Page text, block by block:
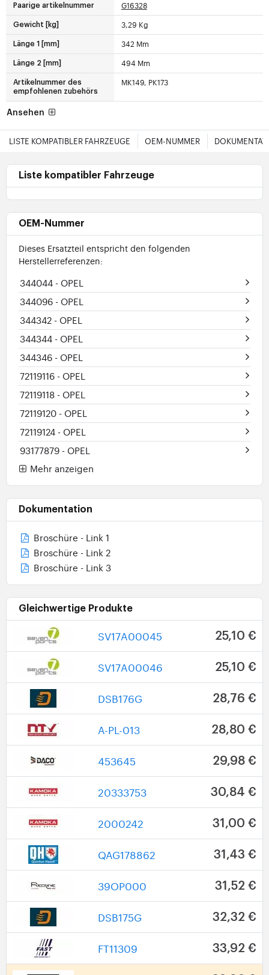
Paarige artikelnummer G16328
Gewicht [kg] 3,29 Kg
Länge 1 [mm] 342 Mm
Länge 2 [mm] 494 Mm
Artikelnummer des
empfohlenen zubehörs
MK149, PK173
Ansehen
LISTE KOMPATIBLER FAHRZEUGE OEM-NUMMER
Liste kompatibler Fahrzeuge
OEM-Nummer
Dieses Ersatzteil entspricht den folgenden
Herstellerreferenzen:
344044 - OPEL
344096 - OPEL
344342 - OPEL
344344 - OPEL
344346 - OPEL
72119116 - OPEL
72119118 - OPEL
72119120 - OPEL
72119124 - OPEL
93177879 - OPEL
Mehr anzeigen
Dokumentation
Broschüre - Link 1
Broschüre - Link 2
Broschüre - Link 3
Gleichwertige Produkte
SV17A00045 25,10 €
SV17A00046 25,10 €
DSB176G 28,76 €
A-PL-013 28,80 €
453645 29,98 €
20333753 30,84 €
2000242 31,00 €
QAG178862 31,43 €
39OP000 31,52 €
DSB175G 32,32 €
FT11309 33,92 €